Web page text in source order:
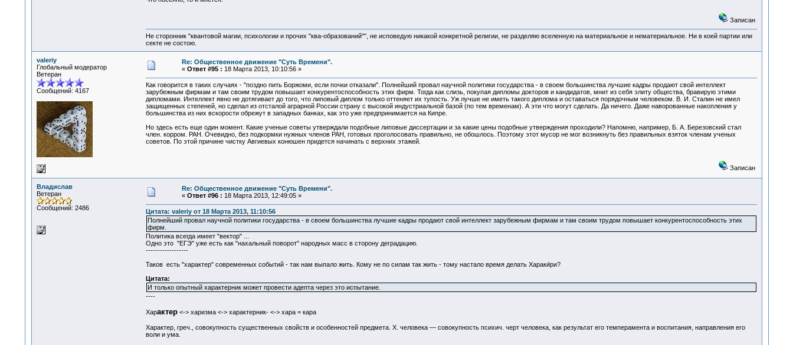
Записан
Не сторонник "квантовой магии, психологии и прочих "ква-образований"", не исповедую никакой конкретной религии, не разделяю вселенную на материальное и нематериальное. Ни в коей партии или
секте не состою.
valeriy
Глобальный модератор
Ветеран
Сообщений: 4167
Re: Общественное движение "Суть Времени".
« Ответ #95 : 18 Марта 2013, 10:10:56 »
Как говорится в таких случаях - "поздно пить Боржоми, если почки отказали". Полнейший провал научной политики государства - в своем большинства лучшие кадры продают свой интеллект
зарубежным фирмам и там своим трудом повышает конкурентоспособность этих фирм. Тогда как слизь, покупая дипломы докторов и кандидатов, мнит из себя элиту общества, бравирую этими
дипломами. Интеллект явно не дотягивает до того, что липовый диплом только оттеняет их тупость. Уж лучше не иметь такого диплома и оставаться порядочным человеком. В. И. Сталин не имел
защищенных степеней, но сделал из отсталой аграрной России страну с высокой индустриальной базой (по тем временам). А эти что могут сделать. Да ничего. Даже наворованные накопления у
большинства из них вскорости обрежут в западных банках, как это уже предпринимается на Кипре.
Но здесь есть еще один момент. Какие ученые советы утверждали подобные липовые диссертации и за какие цены подобные утверждения проходили? Напомню, например, Б. А. Березовский стал
член. корром. РАН. Очевидно, без подкормки нужных членов РАН, готовых проголосовать правильно, не обошлось. Поэтому этот мусор не мог возникнуть без правильных взяток членам ученых
советов. По этой причине чистку Авгиевых конюшен придется начинать с верхних этажей.
Записан
Владислав
Ветеран
Сообщений: 2486
Re: Общественное движение "Суть Времени".
« Ответ #96 : 18 Марта 2013, 12:49:05 »
Цитата: valeriy от 18 Марта 2013, 11:10:56
Полнейший провал научной политики государства - в своем большинства лучшие кадры продают свой интеллект зарубежным фирмам и там своим трудом повышает конкурентоспособность этих
фирм.
Политика всегда имеет "вектор" ...
Одно это "ЕГЭ" уже есть как "нахальный поворот" народных масс в сторону деградацию.
------------------
Таков есть "характер" современных событий - так нам выпало жить. Кому не по силам так жить - тому настало время делать Хараки́ри?
Цитата:
И только опытный характерник может провести адепта через это испытание.
----
Характер<-> харизма <-> характерник- <-> хара = кара
Характер, греч., совокупность существенных свойств и особенностей предмета. Х. человека — совокупность психич. черт человека, как результат его темперамента и воспитания, направления его
воли и ума.